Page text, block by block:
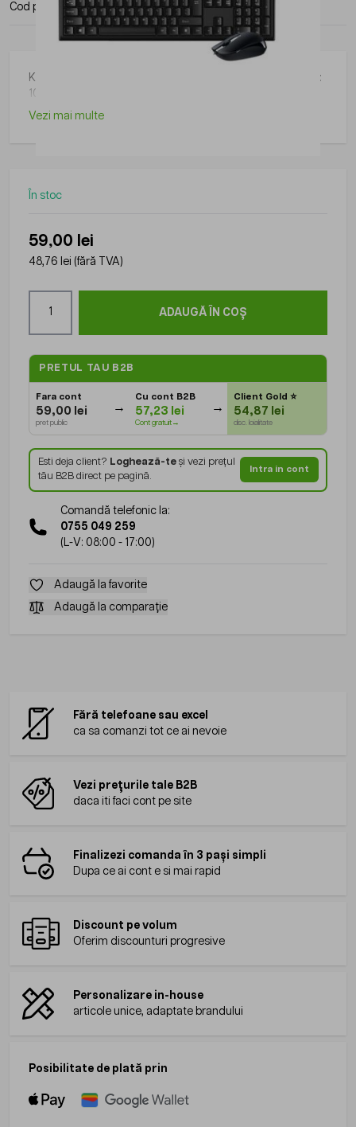
Cod produs: G-31330001413
Kit tastatura + mouse Genius KM-160, cu fir, usb, tastatura:
104 taste, mouse: 3 butoane 1 rotita, culoare: negru
Vezi mai multe
În stoc
59,00 lei
48,76 lei (fără TVA)
ADAUGĂ ÎN COȘ
PRETUL TAU B2B
Fara cont
59,00 lei
pret public
Cu cont B2B
57,23 lei
Cont gratuit→
Client Gold⭐
54,87 lei
disc. loialitate
Esti deja client? Loghează-teși vezi prețul
tău B2B direct pe pagină.
Intra in cont
Comandă telefonic la:
0755 049 259
(L-V: 08:00 - 17:00)
Adaugă la favorite
Adaugă la comparație
Fără telefoane sau excel
ca sa comanzi tot ce ai nevoie
Vezi prețurile tale B2B
daca iti faci cont pe site
Finalizezi comanda în 3 pași simpli
Dupa ce ai cont e si mai rapid
Discount pe volum
Oferim discounturi progresive
Personalizare in-house
articole unice, adaptate brandului
Posibilitate de plată prin